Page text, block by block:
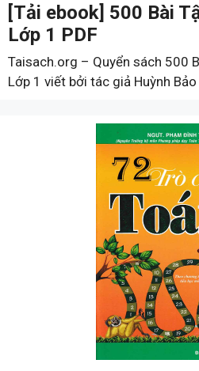
[Tải ebook] 500 Bài
Lớp 1 PDF
Taisach.org – Quyển sách 500
Lớp 1 viết bởi tác giả Huỳnh